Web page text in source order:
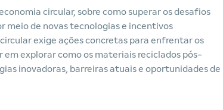
circular, sobre como superar os desafios
meio de novas tecnologias e incentivos
exige ações concretas para enfrentar os
em explorar como os materiais reciclados pós-
inovadoras, barreiras atuais e oportunidades de